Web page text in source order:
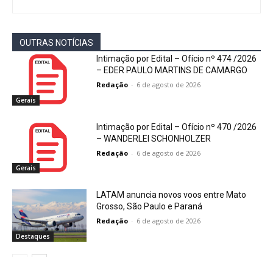
OUTRAS NOTÍCIAS
Gerais
Intimação por Edital – Ofício nº 474 /2026
– EDER PAULO MARTINS DE CAMARGO
Redação - 6 de agosto de 2026
Gerais
Intimação por Edital – Ofício nº 470 /2026
– WANDERLEI SCHONHOLZER
Redação - 6 de agosto de 2026
Destaques
LATAM anuncia novos voos entre Mato
Grosso, São Paulo e Paraná
Redação - 6 de agosto de 2026